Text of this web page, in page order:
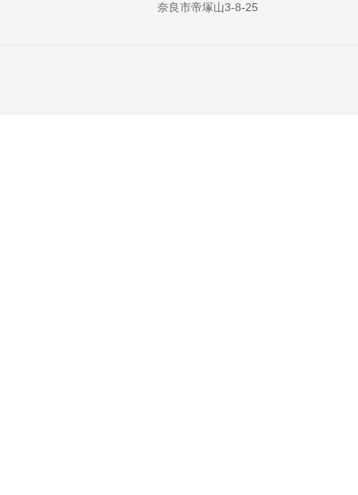
奈良市帝塚山3-8-25